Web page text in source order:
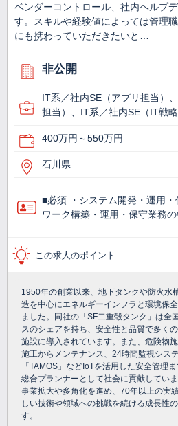
ベンダーコントロール、社内ヘルプ
す。スキルや経験値によっては管理
にも携わっていただきたいと…
非公開
IT系／社内SE（アプリ担当）
担当）、IT系／社内SE（IT戦略
400万円～550万円
石川県
■必須 ・システム開発・運用
ワーク構築・運用・保守業務
この求人のポイント
1950年の創業以来、地下タンクや防火水
造を中心にエネルギーインフラと環境保
ました。同社の「SF二重殻タンク」は全
スのシェアを持ち、安全性と品質で多く
施設に導入されています。また、危険物施
施工からメンテナンス、24時間監視シス
「TAMOS」などIoTを活用した安全管理
総合プランナーとして社会に貢献してい
事業拡大や多角化を進め、70年以上の実
しい技術や領域への挑戦を続ける成長性
す。